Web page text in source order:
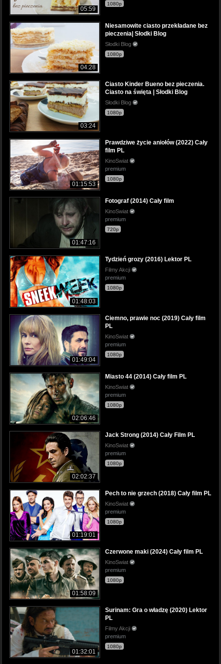
05:59
1080p
04:28
Niesamowite ciasto przekładane bez
pieczenia| Słodki Blog
Słodki Blog
1080p
03:24
Ciasto Kinder Bueno bez pieczenia.
Ciasto na święta | Słodki Blog
Słodki Blog
1080p
01:15:53
Prawdziwe życie aniołów (2022) Cały
film PL
KinoSwiat
premium
1080p
01:47:16
Fotograf (2014) Cały film
KinoSwiat
premium
720p
01:48:03
Tydzień grozy (2016) Lektor PL
Filmy Akcji
premium
1080p
01:49:04
Ciemno, prawie noc (2019) Cały film
PL
KinoSwiat
premium
1080p
02:06:46
Miasto 44 (2014) Cały film PL
KinoSwiat
premium
1080p
02:02:37
Jack Strong (2014) Cały Film PL
KinoSwiat
premium
1080p
01:19:01
Pech to nie grzech (2018) Cały film PL
KinoSwiat
premium
1080p
01:58:09
Czerwone maki (2024) Cały film PL
KinoSwiat
premium
1080p
01:32:01
Surinam: Gra o władzę (2020) Lektor
PL
Filmy Akcji
premium
1080p